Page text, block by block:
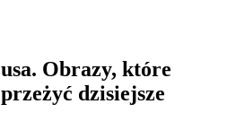
Obrazy, które
dzisiejsze